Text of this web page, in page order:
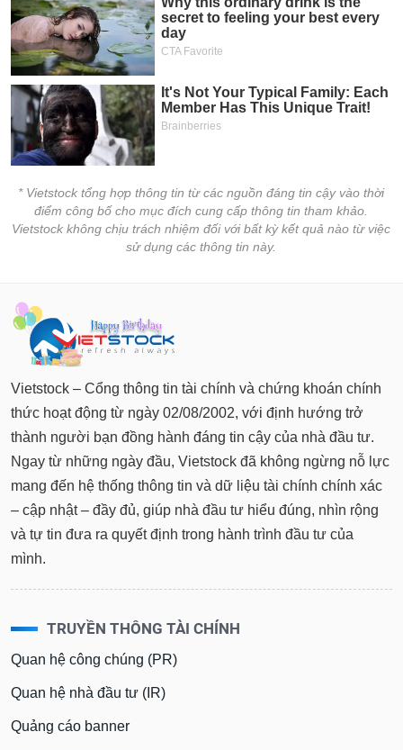
* Vietstock tổng hợp thông tin từ các nguồn đáng tin cậy vào thời
điểm công bố cho mục đích cung cấp thông tin tham khảo.
Vietstock không chịu trách nhiệm đối với bất kỳ kết quả nào từ việc
sử dụng các thông tin này.
Vietstock – Cổng thông tin tài chính và chứng khoán chính
thức hoạt động từ ngày 02/08/2002, với định hướng trở
thành người bạn đồng hành đáng tin cậy của nhà đầu tư.
Ngay từ những ngày đầu, Vietstock đã không ngừng nỗ lực
mang đến hệ thống thông tin và dữ liệu tài chính chính xác
– cập nhật – đầy đủ, giúp nhà đầu tư hiểu đúng, nhìn rộng
và tự tin đưa ra quyết định trong hành trình đầu tư của
mình.
TRUYỀN THÔNG TÀI CHÍNH
Quan hệ công chúng (PR)
Quan hệ nhà đầu tư (IR)
Quảng cáo banner